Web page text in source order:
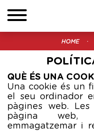
HOME
QUÈ ÉS UNA
Una cookie és un
el seu ordinador
pàgines web.
pàgina web,
emmagatzemar i